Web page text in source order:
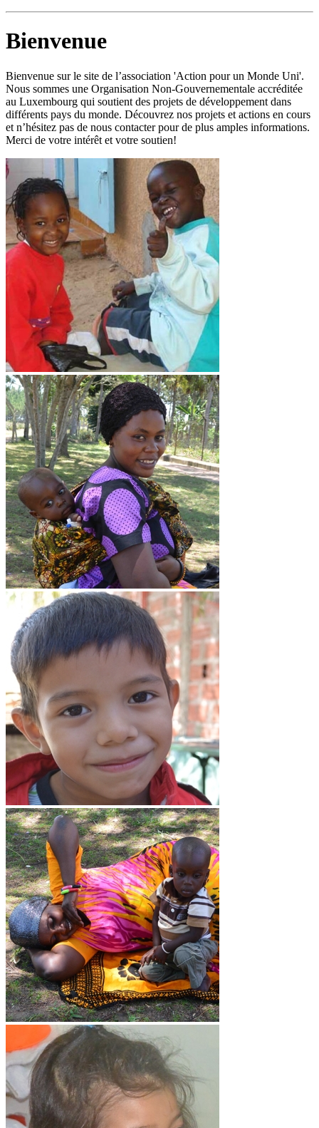
Bienvenue
Bienvenue sur le site de l’association 'Action pour un Monde Uni'.
Nous sommes une Organisation Non-Gouvernementale accréditée
au Luxembourg qui soutient des projets de développement dans
différents pays du monde. Découvrez nos projets et actions en cours
et n’hésitez pas de nous contacter pour de plus amples informations.
Merci de votre intérêt et votre soutien!